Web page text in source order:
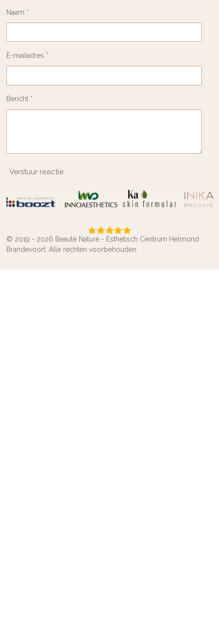
Naam *
E-mailadres *
Bericht *
Verstuur reactie
© 2019 - 2026 Beauté Nature - Esthetisch Centrum Helmond
Brandevoort. Alle rechten voorbehouden